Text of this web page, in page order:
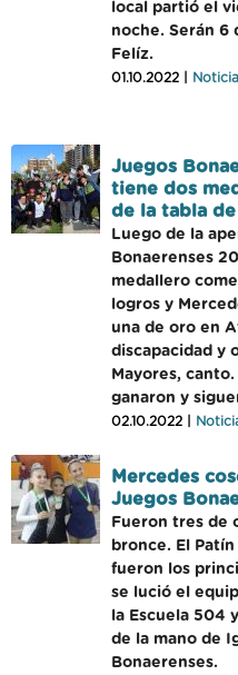
local partió el
noche. Serán 6
Felíz.
01.10.2022 |
Juegos
tiene dos
de la tabla
Luego de la
Bonaerenses
medallero
logros y
una de oro en
discapacidad y
Mayores,
ganaron y
02.10.2022 |
Mercedes
Juegos
Fueron tres de
bronce. El
fueron los
se lució el
la Escuela 504
de la mano de
Bonaerenses.